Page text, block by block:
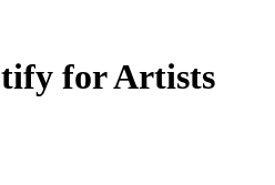
for Artists